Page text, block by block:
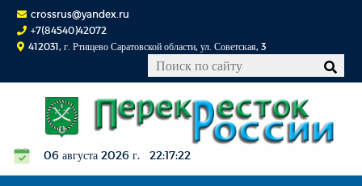
crossrus@yandex.ru
+7(84540)42072
412031, г. Ртищево Саратовской области, ул. Советская, 3
06 августа 2026 г. 22:17:23